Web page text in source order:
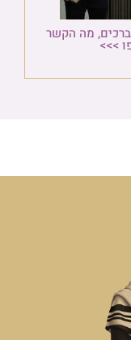
מה הקשר
>>>